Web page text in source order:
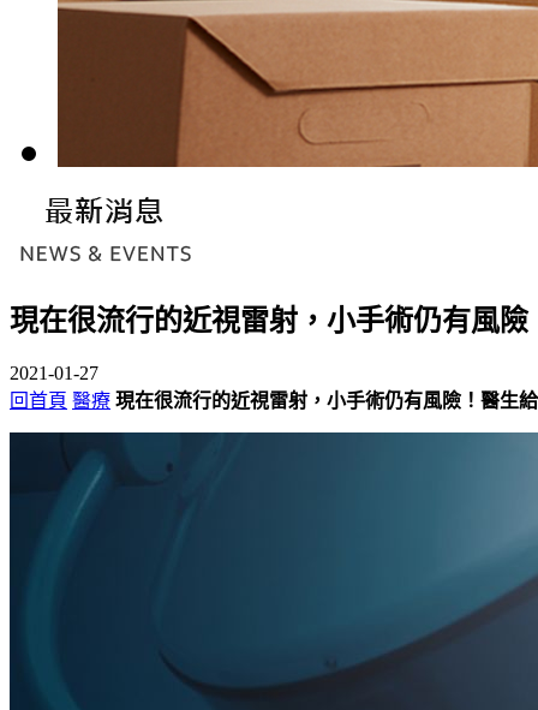
現在很流行的近視雷射，小手術仍有風
2021-01-27
回首頁 醫療 現在很流行的近視雷射，小手術仍有風險！醫生